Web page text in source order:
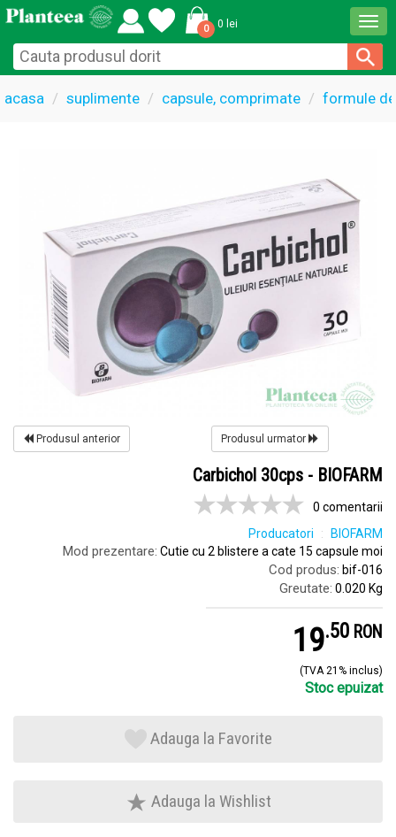
0 0 lei
acasa suplimente capsule, comprimate formule
Produsul anterior Produsul urmator
Carbichol 30cps - BIOFARM
0 comentarii
Producatori
BIOFARM
Mod prezentare: Cutie cu 2 blistere a cate 15 capsule moi
Cod produs: bif-016
Greutate: 0.020 Kg
19.5 RON
(TVA 21% inclus)
Stoc epuizat
Adauga la Favorite
Adauga la Wishlist